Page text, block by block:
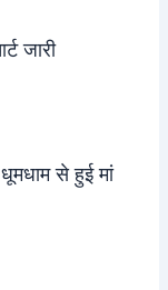
जारी
से हुई मां